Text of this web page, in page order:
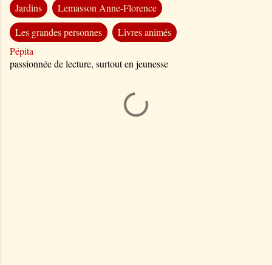
Jardins
Lemasson Anne-Florence
Les grandes personnes
Livres animés
Pépita
passionnée de lecture, surtout en jeunesse